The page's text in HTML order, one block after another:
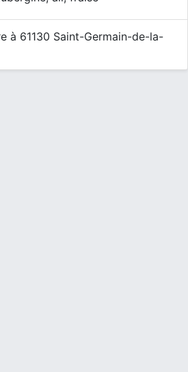
à 61130 Saint-Germain-de-la-